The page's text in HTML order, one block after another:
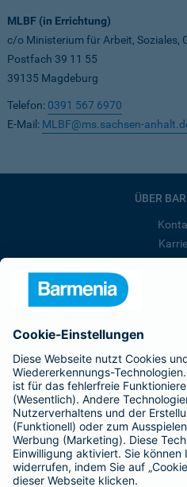
MLBF (in Errichtung)
c/o Ministerium für Arbeit, Soziales,
Postfach 39 11 55
39135 Magdeburg
Telefon: 0391 567 6970
E-Mail: MLBF@ms.sachsen-
ÜBER
Barmenia ist Teil der
BELIEBTE
Kranken-